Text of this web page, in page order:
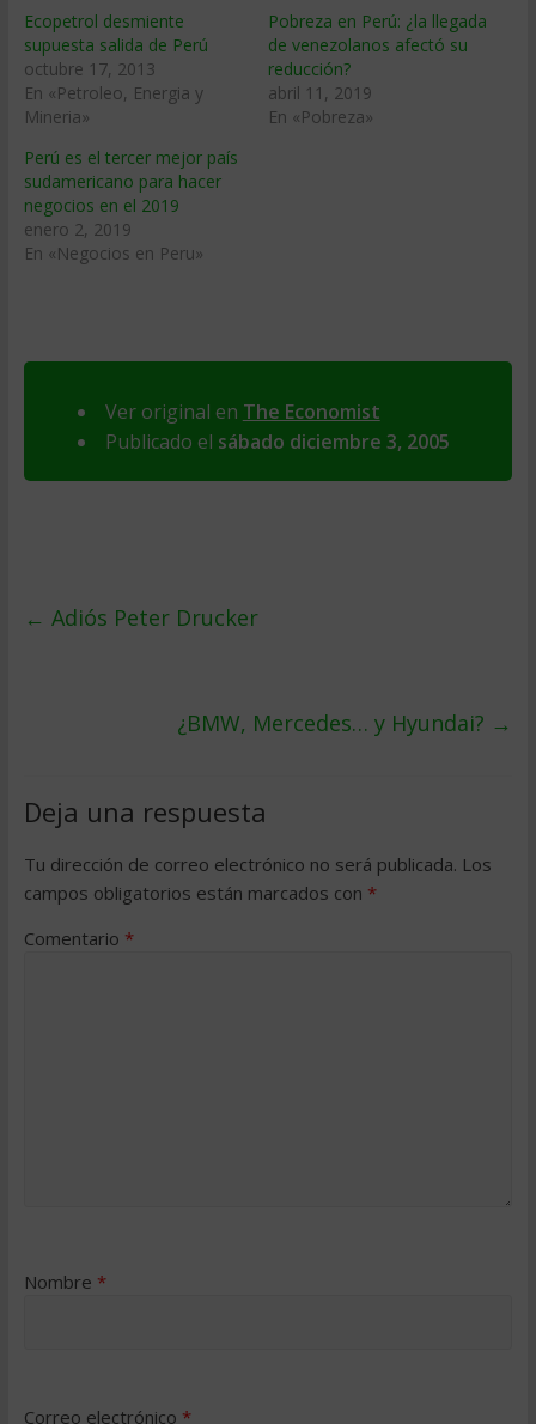
Ecopetrol desmiente
supuesta salida de Perú
octubre 17, 2013
En «Petroleo, Energia y
Mineria»
Pobreza en Perú: ¿la llegada
de venezolanos afectó su
reducción?
abril 11, 2019
En «Pobreza»
Perú es el tercer mejor país
sudamericano para hacer
negocios en el 2019
enero 2, 2019
En «Negocios en Peru»
Ver original en The Economist
Publicado el sábado diciembre 3, 2005
← Adiós Peter Drucker
¿BMW, Mercedes… y Hyundai? →
Deja una respuesta
Tu dirección de correo electrónico no será publicada. Los
campos obligatorios están marcados con *
Comentario *
Nombre *
Correo electrónico *